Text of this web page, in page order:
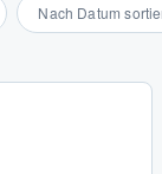
Nach Datum